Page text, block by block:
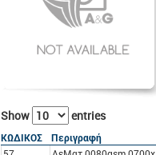
Show entries
ΚΩΔΙΚΟΣ
Περιγραφή